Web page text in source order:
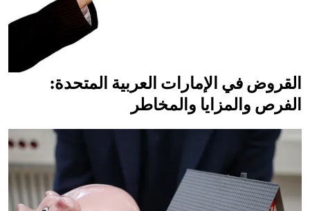
القروض في الإمارات العربية المتحدة:
الفرص والمزايا والمخاطر